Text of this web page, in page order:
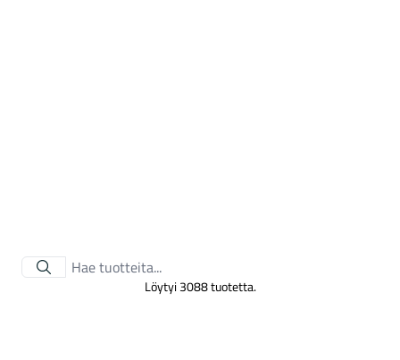
Löytyi 3088 tuotetta.